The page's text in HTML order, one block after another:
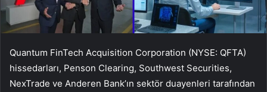
Quantum FinTech Acquisition Corporation (NYSE: QFTA)
hissedarları, Penson Clearing, Southwest Securities,
NexTrade ve Anderen Bank’ın sektör duayenleri tarafından